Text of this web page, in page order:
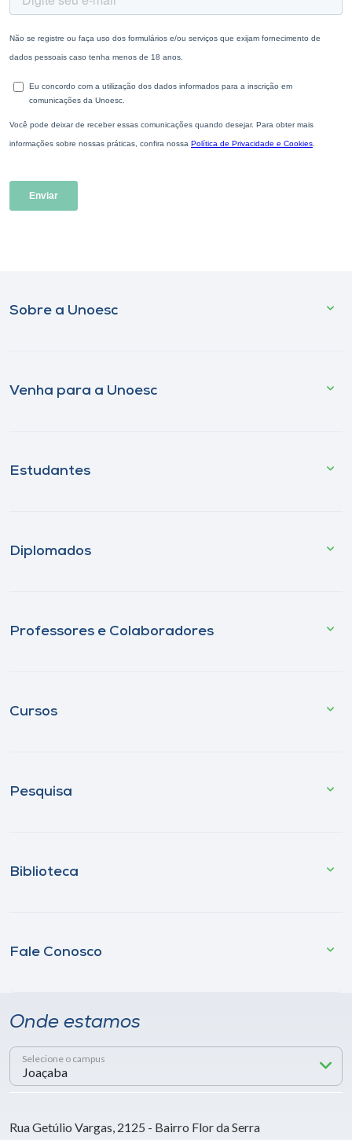
Sobre a Unoesc
Venha para a Unoesc
Estudantes
Diplomados
Professores e Colaboradores
Cursos
Pesquisa
Biblioteca
Fale Conosco
Onde estamos
Selecione o campus
Rua Getúlio Vargas, 2125 - Bairro Flor da Serra